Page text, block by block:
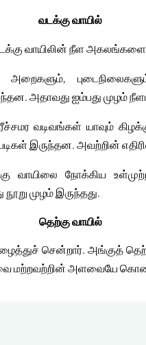
வடக்கு வாயில்
வாயிலின் நீள
அதாவது ஐம்பது முழம்
வடிவங்கள் யாவும்
இருந்தன. அவற்றின்
வாயிலை நோக்கிய
முழம் இருந்தது.
தெற்கு வாயில்
சென்றார். அங்குத்
மற்றவற்றின் அளவையே